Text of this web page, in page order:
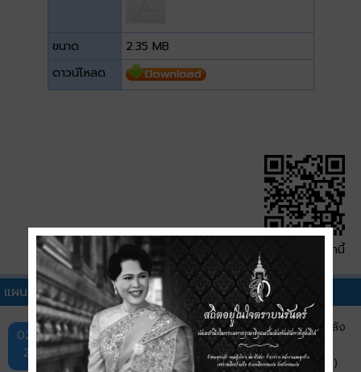
ขนาด
2.35 MB
ดาวน์โหลด
QR Code หน้านี้
แผนอัตรากำลังอื่นๆ
02 ก.ย.
2568
ประกาศเทศบาลเมืองบ้านเป็ด เรื่อง การใช้แผนอัตรากำลัง
3 ปีของเทศบาล ประจำปีงบประมาณ พ.ศ.2567-2569
ฉบับปรับปรุง ประจำปีงบประมาณ พ.ศ.2568 (ครั้งที่ 2)